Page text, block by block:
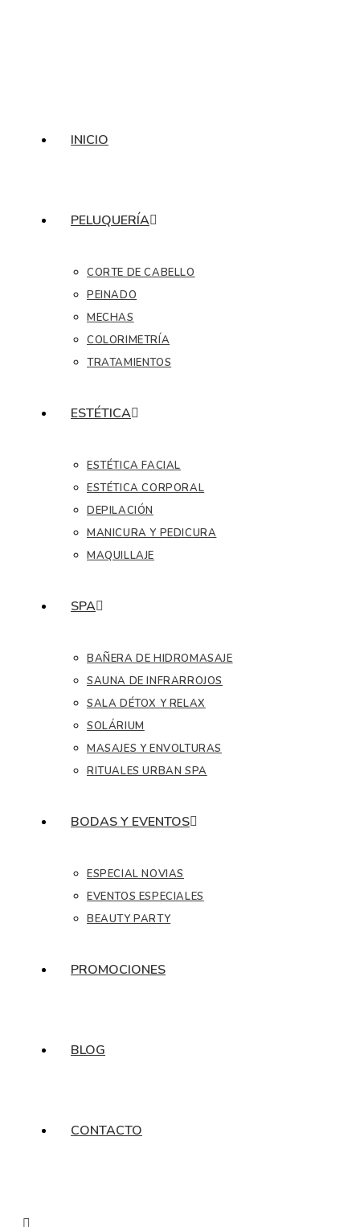
INICIO
PELUQUERÍA
CORTE DE CABELLO
PEINADO
MECHAS
COLORIMETRÍA
TRATAMIENTOS
ESTÉTICA
ESTÉTICA FACIAL
ESTÉTICA CORPORAL
DEPILACIÓN
MANICURA Y PEDICURA
MAQUILLAJE
SPA
BAÑERA DE HIDROMASAJE
SAUNA DE INFRARROJOS
SALA DÉTOX Y RELAX
SOLÁRIUM
MASAJES Y ENVOLTURAS
RITUALES URBAN SPA
BODAS Y EVENTOS
ESPECIAL NOVIAS
EVENTOS ESPECIALES
BEAUTY PARTY
PROMOCIONES
BLOG
CONTACTO